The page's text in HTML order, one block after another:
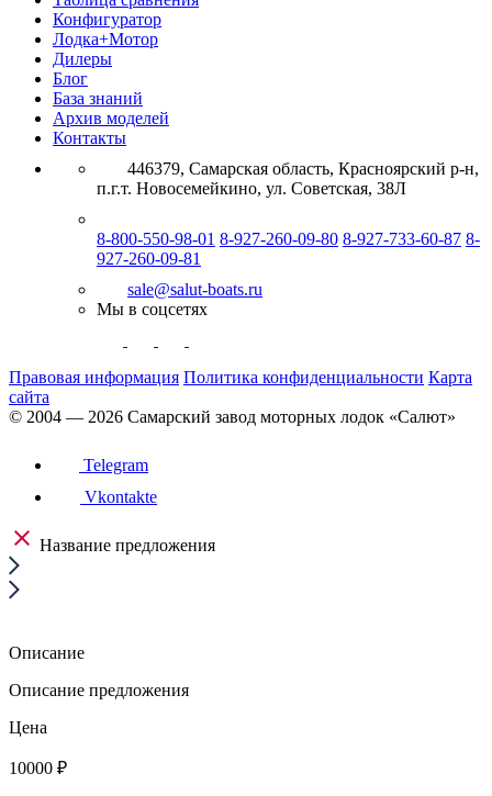
Конфигуратор
Лодка+Мотор
Дилеры
Блог
База знаний
Архив моделей
Контакты
446379, Самарская область, Красноярский р-н,
п.г.т. Новосемейкино, ул. Советская, 38Л
8-800-550-98-01 8-927-260-09-80 8-927-733-60-87 8-
927-260-09-81
sale@salut-boats.ru
Мы в соцсетях
Правовая информация Политика конфиденциальности Карта
сайта
© 2004 — 2026 Самарский завод моторных лодок «Cалют»
Telegram
Vkontakte
Название предложения
Описание
Описание предложения
Цена
10000 ₽